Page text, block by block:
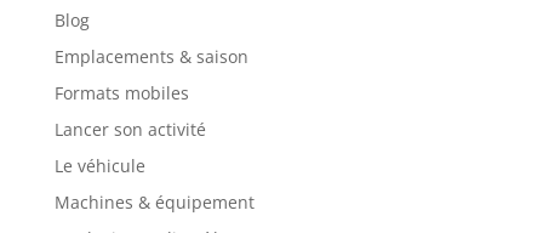
Blog
Emplacements & saison
Formats mobiles
Lancer son activité
Le véhicule
Machines & équipement